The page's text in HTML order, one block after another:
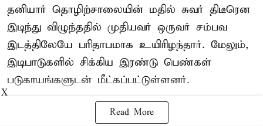
தனியார் தொழிற்சாலையின் மதில் சுவர் திடீரென
இடிந்து விழுந்ததில் முதியவர் ஒருவர் சம்பவ
இடத்திலேயே பரிதாபமாக உயிரிழந்தார். மேலும்,
இடிபாடுகளில் சிக்கிய இரண்டு பெண்கள்
படுகாயங்களுடன் மீட்கப்பட்டுள்ளனர்.
Read More
X